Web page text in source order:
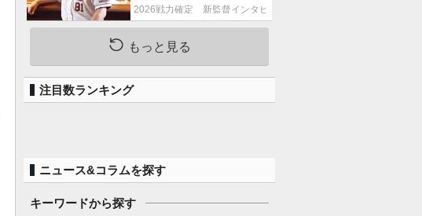
が代わると何もかも
が変わるというの
は、チームにとって
す」
2026戦力確定 新監督インタビュー
もっと見る
注目数ランキング
ニュース&コラムを探す
キーワードから探す